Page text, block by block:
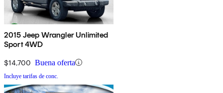
2015 Jeep Wrangler Unlimited
Sport 4WD
$14,700 Buena oferta
Incluye tarifas de conc.